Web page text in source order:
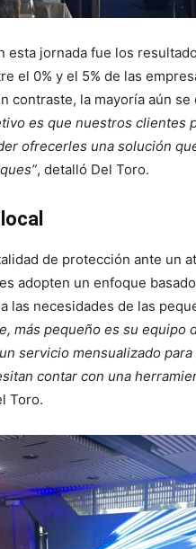
esta jornada fue los
el 0% y el 5% de las
contraste, la mayoría aún
es que nuestros clientes
ofrecerles una solución
, detalló Del Toro.
de protección ante un
adopten un enfoque
las necesidades de las
más pequeño es su equipo
servicio mensualizado
contar con una
Toro.